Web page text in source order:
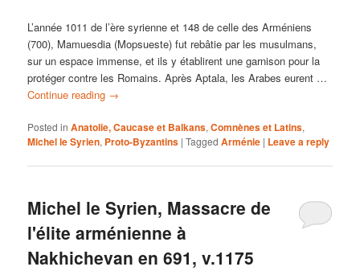
L’année 1011 de l’ère syrienne et 148 de celle des Arméniens
(700), Mamuesdia (Mopsueste) fut rebâtie par les musulmans,
sur un espace immense, et ils y établirent une garnison pour la
protéger contre les Romains. Après Aptala, les Arabes eurent …
Continue reading →
Posted in Anatolie, Caucase et Balkans,Comnènes et Latins,
Michel le Syrien, Proto-Byzantins |Tagged Arménie | Leave a reply
Michel le Syrien, Massacre de
l'élite arménienne à
Nakhichevan en 691, v.1175